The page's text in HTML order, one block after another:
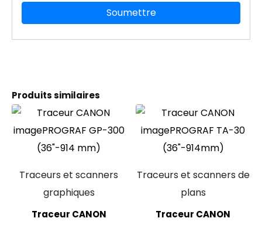
Produits similaires
Traceurs et scanners
graphiques
Traceur CANON
Traceurs et scanners de
plans
Traceur CANON